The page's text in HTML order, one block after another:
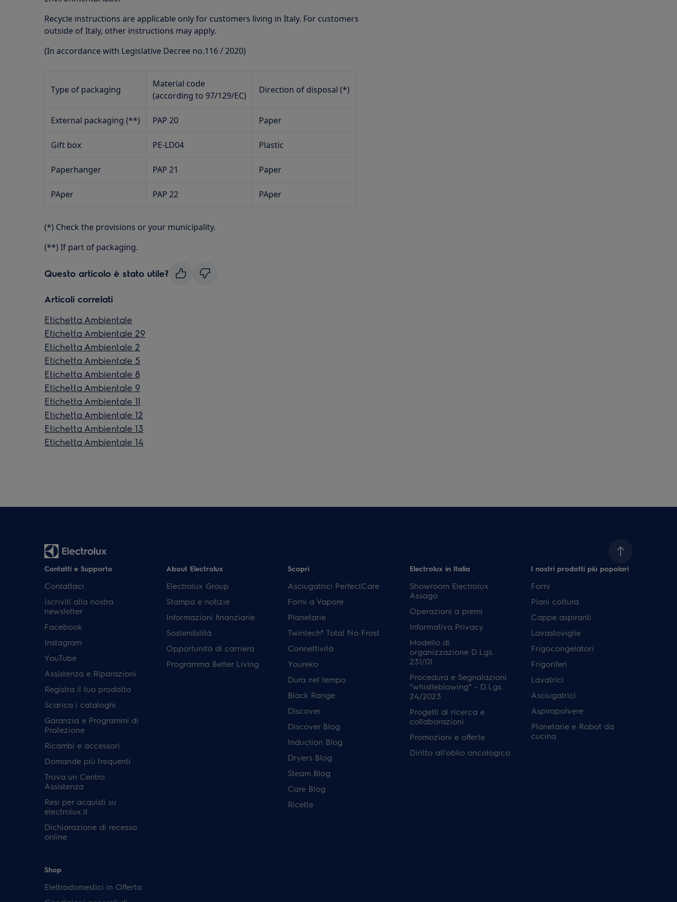
Recycle instructions are applicable only for customers living in Italy. For customers
outside of Italy, other instructions may apply.
(In accordance with Legislative Decree no.116 / 2020)
Type of packaging
Material code
(according to 97/129/EC)
Direction of disposal (*)
External packaging (**) PAP 20 Paper
Gift box PE-LD04 Plastic
Paperhanger PAP 21 Paper
PAper PAP 22 PAper
(*) Check the provisions or your municipality.
(**) If part of packaging.
Questo articolo è stato utile?
Articoli correlati
Etichetta Ambientale
Etichetta Ambientale 29
Etichetta Ambientale 2
Etichetta Ambientale 5
Etichetta Ambientale 8
Etichetta Ambientale 9
Etichetta Ambientale 11
Etichetta Ambientale 12
Etichetta Ambientale 13
Etichetta Ambientale 14
Contatti e Supporto
Contattaci
Iscriviti alla nostra
newsletter
Facebook
Instagram
YouTube
Assistenza e Riparazioni
Registra il tuo prodotto
Scarica i cataloghi
Garanzia e Programmi di
Protezione
Ricambi e accessori
Domande più frequenti
Trova un Centro
Assistenza
Resi per acquisti su
electrolux.it
Dichiarazione di recesso
online
About Electrolux
Electrolux Group
Stampa e notizie
Informazioni finanziarie
Sostenibilità
Opportunità di carriera
Programma Better Living
Scopri
Asciugatrici PerfectCare
Forni a Vapore
Planetarie
Twintech® Total No Frost
Connettività
Youreko
Dura nel tempo
Black Range
Discover
Discover Blog
Induction Blog
Dryers Blog
Steam Blog
Care Blog
Ricette
Electrolux in Italia
Showroom Electrolux
Assago
Operazioni a premi
Informativa Privacy
Modello di
organizzazione D.Lgs.
231/01
Procedura e Segnalazioni
“whistleblowing” - D.Lgs.
24/2023
Progetti di ricerca e
collaborazioni
Promozioni e offerte
Diritto all'oblio oncologico
I nostri prodotti più popolari
Forni
Piani cottura
Cappe aspiranti
Lavastoviglie
Frigocongelatori
Frigoriferi
Lavatrici
Asciugatrici
Aspirapolvere
Planetarie e Robot da
cucina
Shop
Elettrodomestici in Offerta